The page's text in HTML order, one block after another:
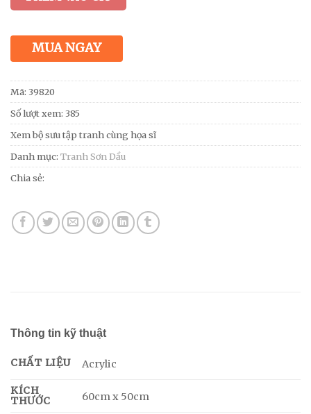
MUA NGAY
Mã: 39820
Số lượt xem: 385
Xem bộ sưu tập tranh cùng họa sĩ
Danh mục: Tranh Sơn Dầu
Chia sẻ:
Thông tin kỹ thuật
CHẤT LIỆU Acrylic
KÍCH
THƯỚC
60cm x 50cm